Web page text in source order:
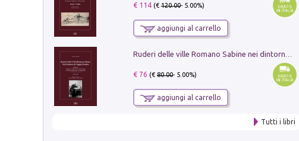
€ 114(€120.00- 5.00%)
aggiungi al carrello
€ 76 (€80.00- 5.00%)
aggiungi al carrello
Tutti i libri